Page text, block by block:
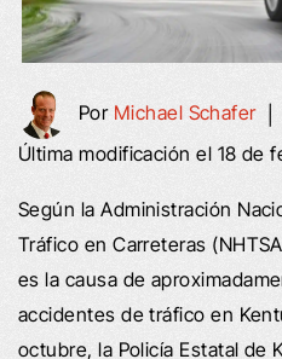
Por Michael Schafer
Última modificación el 18 de
Según la Administración
Tráfico en Carreteras
es la causa de
accidentes de tráfico en
octubre, la Policía Estatal de